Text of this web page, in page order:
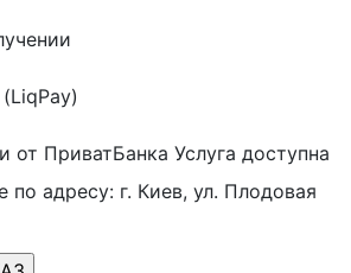
от ПриватБанка Услуга доступна
по адресу: г. Киев, ул. Плодовая